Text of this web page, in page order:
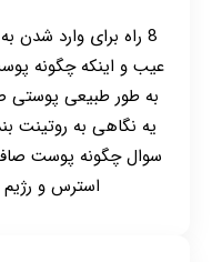
8 راه برای وارد
عیب و اینکه چگونه
به طور طبیعی
یه نگاهی به روتینت
سوال چگونه پوست
استرس و